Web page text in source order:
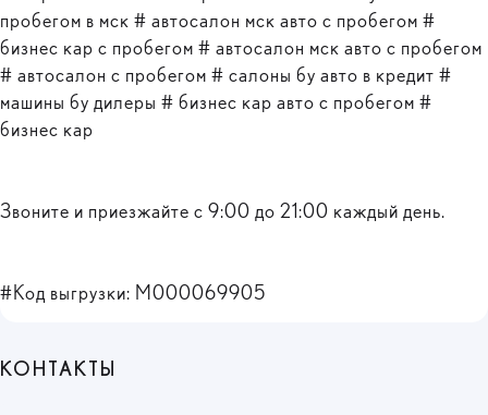
пробегом в мск # автосалон мск авто с пробегом #
бизнес кар с пробегом # автосалон мск авто с пробегом
# автосалон с пробегом # салоны бу авто в кредит #
машины бу дилеры # бизнес кар авто с пробегом #
бизнес кар
Звоните и приезжайте с 9:00 до 21:00 каждый день.
#Код выгрузки: M000069905
КОНТАКТЫ